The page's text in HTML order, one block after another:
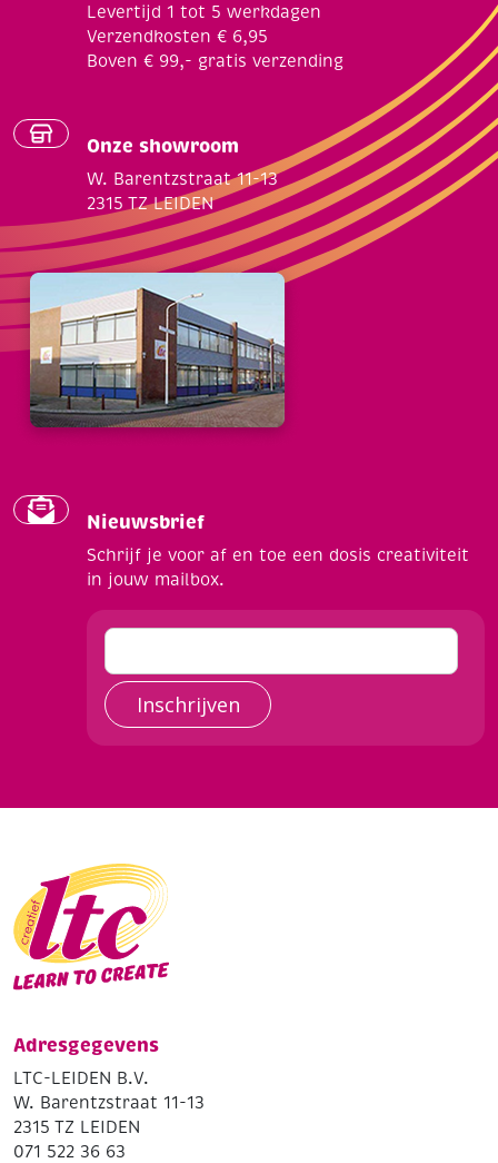
Levertijd 1 tot 5 werkdagen
Verzendkosten € 6,95
Boven € 99,- gratis verzending
Onze showroom
W. Barentzstraat 11-13
2315 TZ LEIDEN
Nieuwsbrief
Schrijf je voor af en toe een dosis creativiteit
in jouw mailbox.
Inschrijven
Adresgegevens
LTC-LEIDEN B.V.
W. Barentzstraat 11-13
2315 TZ LEIDEN
071 522 36 63